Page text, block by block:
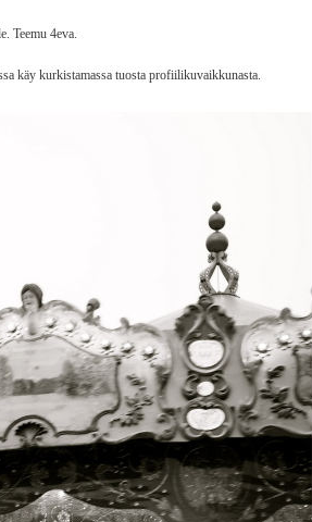
Teemu 4eva.
käy kurkistamassa tuosta profiilikuvaikkunasta.